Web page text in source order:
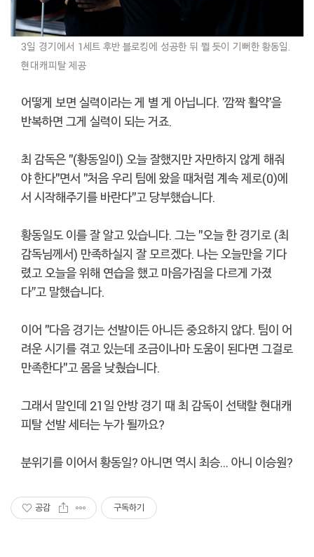
3일 경기에서 1세트 후반 블로킹에 성공한 뒤 뛸 듯이 기뻐한 황동일.
현대캐피탈 제공
어떻게 보면 실력이라는 게 별 게 아닙니다. '깜짝 활약'을
반복하면 그게 실력이 되는 거죠.
최 감독은 "(황동일이) 오늘 잘했지만 자만하지 않게 해줘
야 한다"면서 "처음 우리 팀에 왔을 때처럼 계속 제로(0)에
서 시작해주기를 바란다"고 당부했습니다.
황동일도 이를 잘 알고 있습니다. 그는 "오늘 한 경기로 (최
감독님께서) 만족하실지 잘 모르겠다. 나는 오늘만을 기다
렸고 오늘을 위해 연습을 했고 마음가짐을 다르게 가졌
다”고 말했습니다.
이어 "다음 경기는 선발이든 아니든 중요하지 않다. 팀이 어
려운 시기를 겪고 있는데 조금이나마 도움이 된다면 그걸로
만족한다"고 몸을 낮췄습니다.
그래서 말인데 21일 안방 경기 때 최 감독이 선택할 현대캐
피탈 선발 세터는 누가 될까요?
분위기를 이어서 황동일? 아니면 역시 최승… 아니 이승원?
공감 구독하기